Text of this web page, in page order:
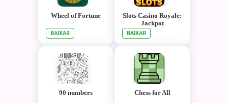
Wheel of Fortune
BAIXAR
Slots Casino Royale:
Jackpot
BAIXAR
90 numbers Chess for All